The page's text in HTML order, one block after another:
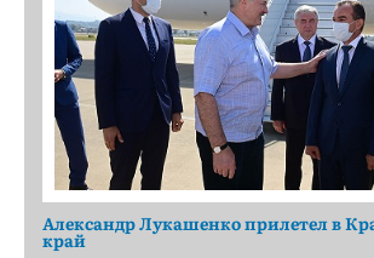
Александр Лукашенко прилетел в
край